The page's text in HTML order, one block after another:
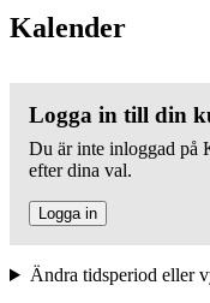
Kalender
Logga in till din
Du är inte inloggad på
efter dina val.
Logga in
Ändra tidsperiod eller